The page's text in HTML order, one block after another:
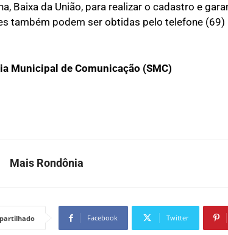
Baixa da União, para realizar o cadastro e
também podem ser obtidas pelo telefone (69)
Municipal de Comunicação (SMC)
Mais Rondônia
Facebook Twitter